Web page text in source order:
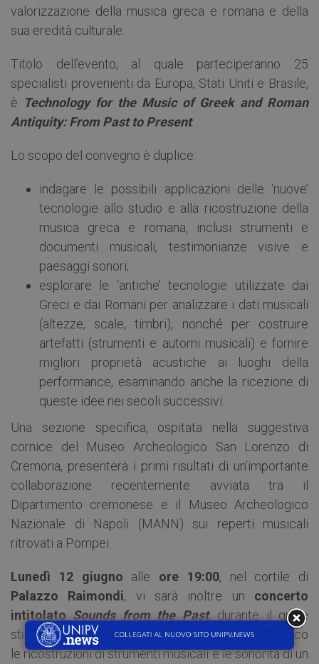
valorizzazione della musica greca e romana e della
sua eredità culturale.
Titolo dell’evento, al quale parteciperanno 25
specialisti provenienti da Europa, Stati Uniti e Brasile,
è Technology for the Music of Greek and Roman
Antiquity: From Past to Present.
Lo scopo del convegno è duplice:
indagare le possibili applicazioni delle ‘nuove’
tecnologie allo studio e alla ricostruzione della
musica greca e romana, inclusi strumenti e
documenti musicali, testimonianze visive e
paesaggi sonori;
esplorare le ‘antiche’ tecnologie utilizzate dai
Greci e dai Romani per analizzare i dati musicali
(altezze, scale, timbri), nonché per costruire
artefatti (strumenti e automi musicali) e fornire
migliori proprietà acustiche ai luoghi della
performance, esaminando anche la ricezione di
queste idee nei secoli successivi.
Una sezione specifica, ospitata nella suggestiva
cornice del Museo Archeologico San Lorenzo di
Cremona, presenterà i primi risultati di un’importante
collaborazione recentemente avviata tra il
Dipartimento cremonese e il Museo Archeologico
Nazionale di Napoli (MANN) sui reperti musicali
ritrovati a Pompei.
Lunedì 12 giugno alle ore 19:00, nel cortile di
Palazzo Raimondi, vi sarà inoltre un concerto
intitolato Sounds from the Past, durante il quale
studiosi e musicisti presenteranno al grande pubblico
le ricostruzioni di strumenti musicali e le sonorità di un